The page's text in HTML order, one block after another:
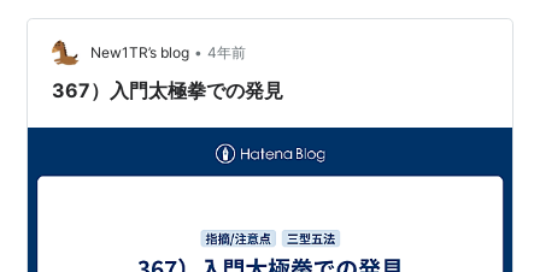
き」とは、どの様な動作の事だろうか・・・・前足で引
っ張る事だが、もう少し詳しく言えば、重心が乗って居
る足を蹴り伸ばすより先に、重心が乗って居…
New1TR’s blog • 4年前
367）入門太極拳での発見